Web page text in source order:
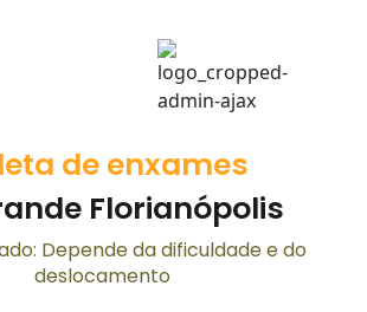
de enxames
Florianópolis
Depende da dificuldade e do
deslocamento